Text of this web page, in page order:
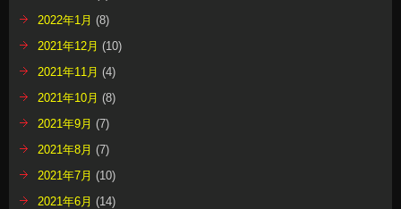
2022年1月 (8)
2021年12月 (10)
2021年11月 (4)
2021年10月 (8)
2021年9月 (7)
2021年8月 (7)
2021年7月 (10)
2021年6月 (14)